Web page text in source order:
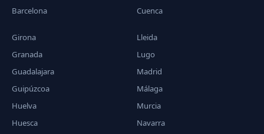
Barcelona
Cuenca
Girona
Granada
Guadalajara
Guipúzcoa
Huelva
Huesca
Lleida
Lugo
Madrid
Málaga
Murcia
Navarra